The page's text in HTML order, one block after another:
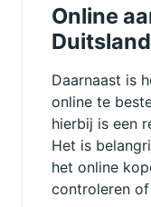
Online
Duitsland
Daarnaast is
online te
hierbij is een
Het is
het online
controleren